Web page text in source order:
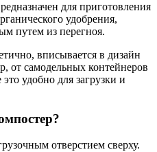
для приготовления
удобрения,
путем из перегноя.
вписывается в дизайн
от самодельных контейнеров
удобно для загрузки и
отверстием сверху.